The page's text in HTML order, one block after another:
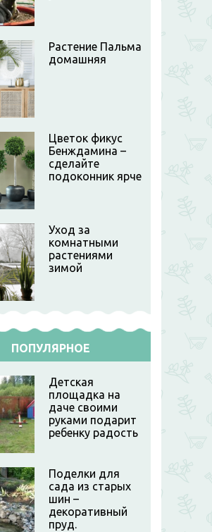
Растение Пальма
домашняя
Цветок фикус
Бенждамина –
сделайте
подоконник ярче
Уход за
комнатными
растениями
зимой
ПОПУЛЯРНОЕ
Детская
площадка на
даче своими
руками подарит
ребенку радость
Поделки для
сада из старых
шин –
декоративный
пруд.